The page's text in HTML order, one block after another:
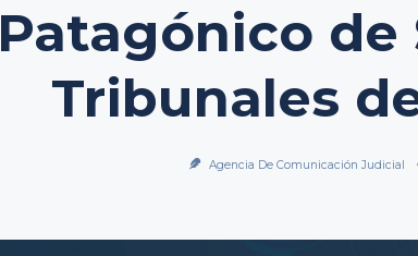
Patagónico de
Tribunales
Agencia De Comunicación Judicial